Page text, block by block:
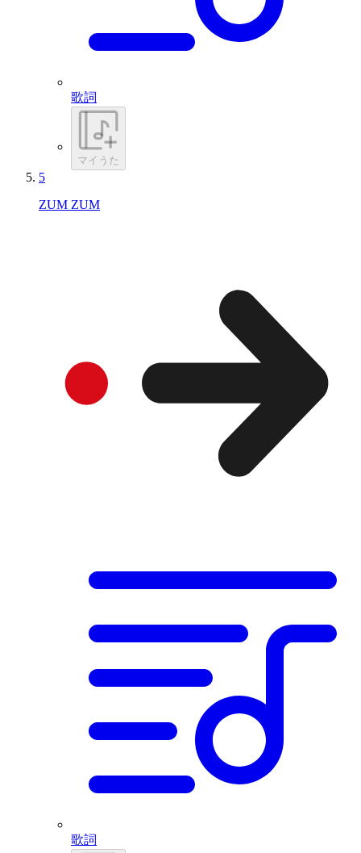
歌詞
マイうた
5
ZUM ZUM
歌詞